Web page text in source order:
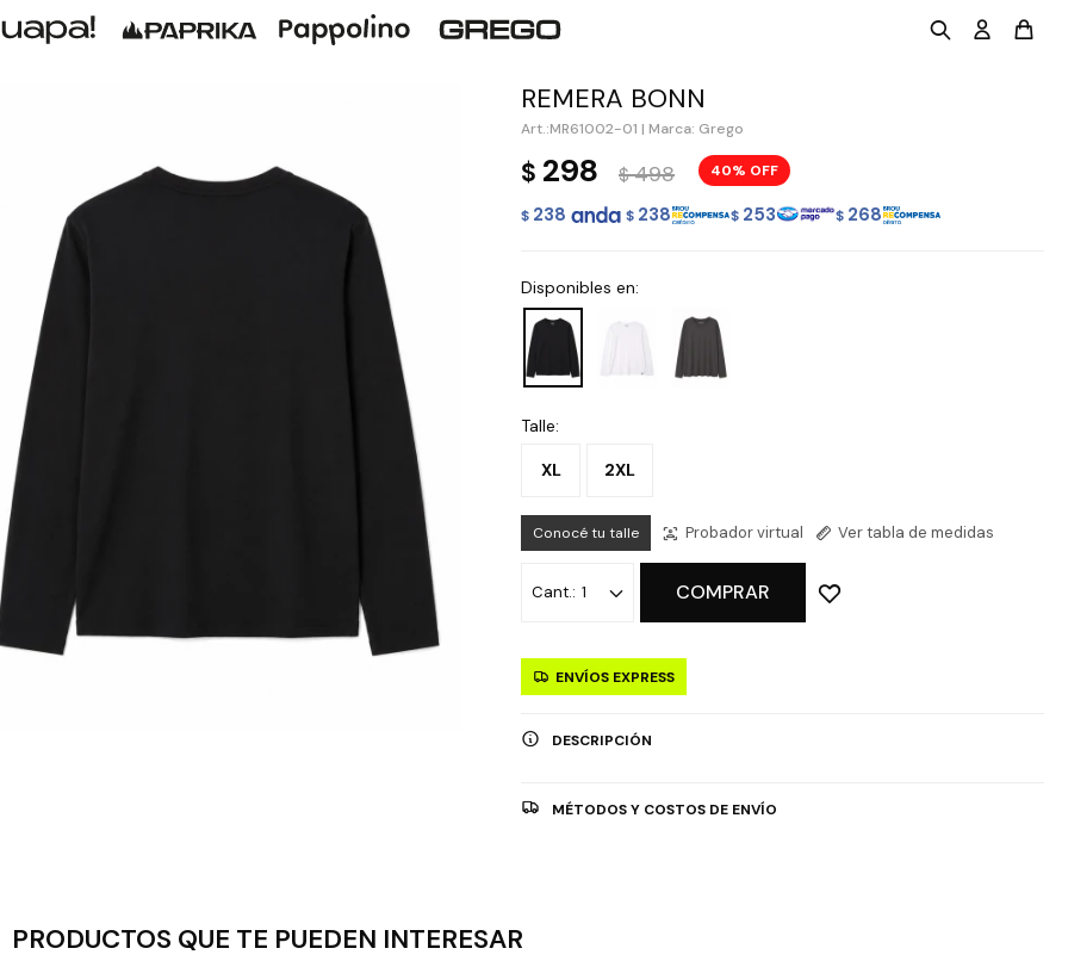
REMERA BONN
MR61002-01 | Marca: Grego
$ 298 $ 498 40
$ 238 $ 238 $ 253 $ 268
Disponibles en:
Talle:
XL 2XL
Conocé tu talle Probador virtual Ver tabla de medidas
1 COMPRAR
ENVÍOS EXPRESS
DESCRIPCIÓN
MÉTODOS Y COSTOS DE ENVÍO
PRODUCTOS QUE TE PUEDEN INTERESAR